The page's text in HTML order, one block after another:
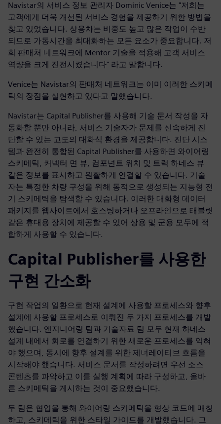
Navistar의 서비스 정보 관리자 Dominic Venice는 "저희는
고객에게 더욱 개선된 서비스 경험을 제공하기 위한 방법을
찾고 있었습니다. 상용차는 비중도 높고 많은 작업이 수반
되므로 가동시간을 최대화하는 모든 요소가 중요합니다. 저
희 판매처 네트워크에 Mentor 기술을 적용해 고객 서비스
역량을 크게 진전시켰습니다" 라고 말합니다.
Venice는 Navistar의 판매처 네트워크는 이미 이러한 스키메
틱의 장점을 실현하고 있다고 말했습니다.
Navistar는 Capital Publisher를 사용해 기술 문서 작성을 자
동화할 뿐만 아니라, 서비스 기술자가 문제를 신속하게 진
단할 수 있는 고도의 대화식 환경을 제공합니다. 진단 시스
템과 완전히 통합된 Capital Publisher를 사용하면 와이어링
스키메틱, 커넥터 면 뷰, 컴포넌트 위치 및 트럭 하네스 뷰
같은 정보를 표시하고 원활하게 연결할 수 있습니다. 기술
자는 특정한 차량 구성을 위해 동적으로 생성되는 지능형 전
기 스키메틱을 탐색할 수 있습니다. 이러한 대화형 데이터
패키지를 웹사이트에서 호스팅하거나 오프라인으로 태블릿
같은 휴대용 장치에 제공할 수 있어 상용 및 군용 모두에 적
합하게 사용할 수 있습니다.
Capital Publisher를 사용한
구현 간소화
구현 작업의 일환으로 현재 설계에 사용할 프로세스와 향후
설계에 사용할 프로세스로 이뤄진 두 가지 프로세스를 개발
했습니다. 엔지니어링 팀과 기술자료 팀 모두 현재 하네스
설계 내에서 회로를 연결하기 위한 새로운 프로세스를 익혀
야 했으며, 동시에 향후 설계를 위한 제너레이티브 흐름을
시작해야 했습니다. 서비스 문서를 작성하려면 우선 소스
콘텐츠를 파악하고 이를 실행 계획에 따라 구성하고, 올바
른 스키메틱을 게시하는 것이 중요했습니다.
두 팀은 협업을 통해 와이어링 스키메틱을 형상 코드에 매칭
하고, 스키메틱을 위한 스타일 가이드를 개발했습니다. 그